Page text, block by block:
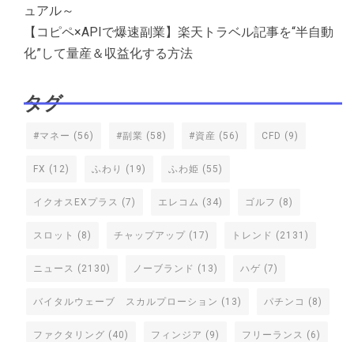
ュアル～
【コピペ×APIで爆速副業】楽天トラベル記事を“半自動
化”して量産＆収益化する方法
タグ
#マネー (56) #副業 (58) #資産 (56) CFD (9)
FX (12) ふわり (19) ふわ姫 (55)
イクオスEXプラス (7) エレコム (34) ゴルフ (8)
スロット (8) チャップアップ (17) トレンド (2131)
ニュース (2130) ノーブランド (13) ハゲ (7)
バイタルウェーブ スカルプローション (13) パチンコ (8)
ファクタリング (40) フィンジア (9) フリーランス (6)